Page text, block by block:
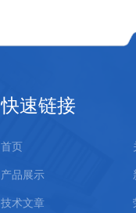
快速链接
首页
产品展示
技术文章